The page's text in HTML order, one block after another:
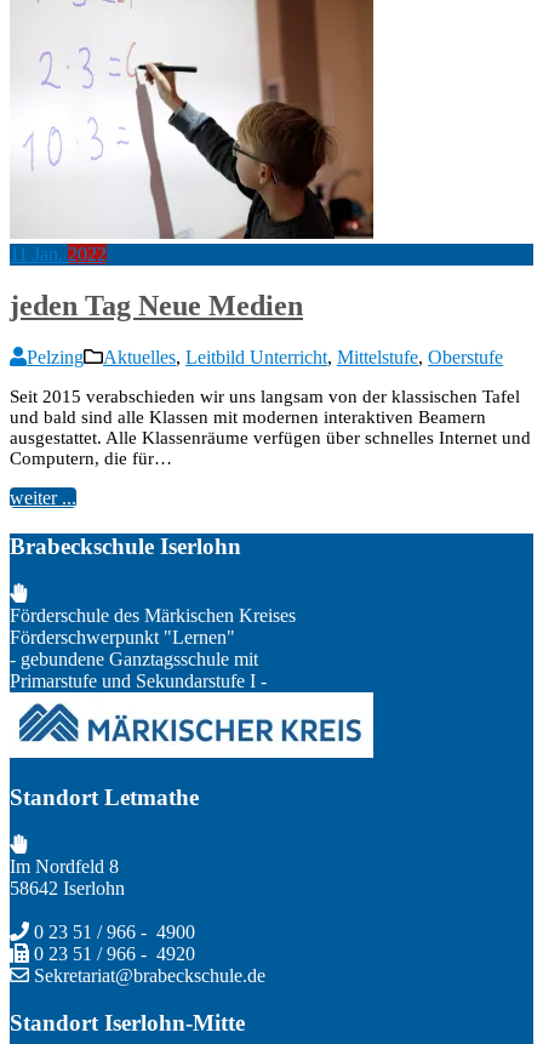
11 Jan. 2022
jeden Tag Neue Medien
Pelzing Aktuelles, Leitbild Unterricht, Mittelstufe, Oberstufe
Seit 2015 verabschieden wir uns langsam von der klassischen Tafel
und bald sind alle Klassen mit modernen interaktiven Beamern
ausgestattet. Alle Klassenräume verfügen über schnelles Internet und
Computern, die für…
weiter ...
Brabeckschule Iserlohn
Förderschule des Märkischen Kreises
Förderschwerpunkt "Lernen"
- gebundene Ganztagsschule mit
Primarstufe und Sekundarstufe I -
Standort Letmathe
Im Nordfeld 8
58642 Iserlohn
0 23 51 / 966 - 4900
0 23 51 / 966 - 4920
Sekretariat@brabeckschule.de
Standort Iserlohn-Mitte